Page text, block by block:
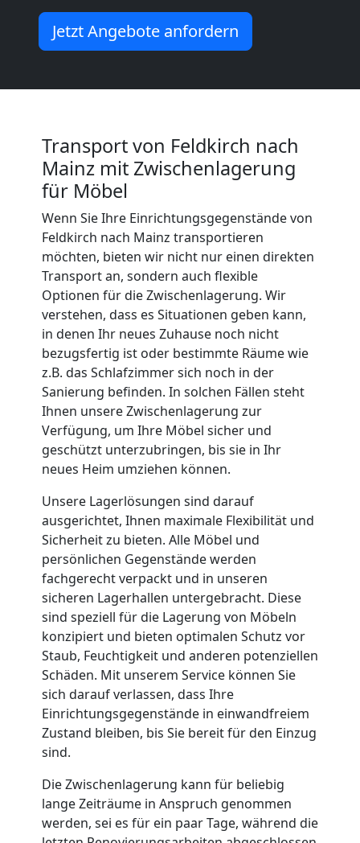
Jetzt Angebote anfordern
Transport von Feldkirch nach
Mainz mit Zwischenlagerung
für Möbel
Wenn Sie Ihre Einrichtungsgegenstände von
Feldkirch nach Mainz transportieren
möchten, bieten wir nicht nur einen direkten
Transport an, sondern auch flexible
Optionen für die Zwischenlagerung. Wir
verstehen, dass es Situationen geben kann,
in denen Ihr neues Zuhause noch nicht
bezugsfertig ist oder bestimmte Räume wie
z.B. das Schlafzimmer sich noch in der
Sanierung befinden. In solchen Fällen steht
Ihnen unsere Zwischenlagerung zur
Verfügung, um Ihre Möbel sicher und
geschützt unterzubringen, bis sie in Ihr
neues Heim umziehen können.
Unsere Lagerlösungen sind darauf
ausgerichtet, Ihnen maximale Flexibilität und
Sicherheit zu bieten. Alle Möbel und
persönlichen Gegenstände werden
fachgerecht verpackt und in unseren
sicheren Lagerhallen untergebracht. Diese
sind speziell für die Lagerung von Möbeln
konzipiert und bieten optimalen Schutz vor
Staub, Feuchtigkeit und anderen potenziellen
Schäden. Mit unserem Service können Sie
sich darauf verlassen, dass Ihre
Einrichtungsgegenstände in einwandfreiem
Zustand bleiben, bis Sie bereit für den Einzug
sind.
Die Zwischenlagerung kann für beliebig
lange Zeiträume in Anspruch genommen
werden, sei es für ein paar Tage, während die
Möbeltransport
National
Möbeltransport
International
Beiladung
National
Beiladung
International
Internationaler
Umzug
Nationaler
Umzug